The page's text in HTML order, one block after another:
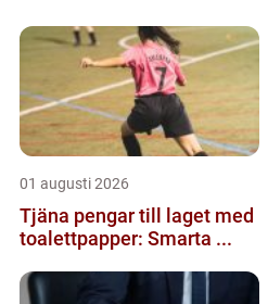
01 augusti 2026
Tjäna pengar till laget med
toalettpapper: Smarta ...